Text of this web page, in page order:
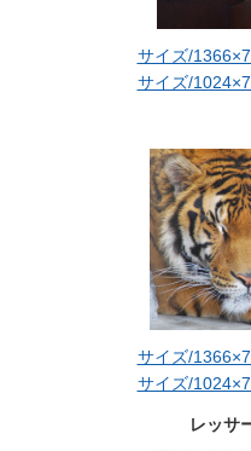
サイズ/
サイズ/
サイズ/
サイズ/
レッサ